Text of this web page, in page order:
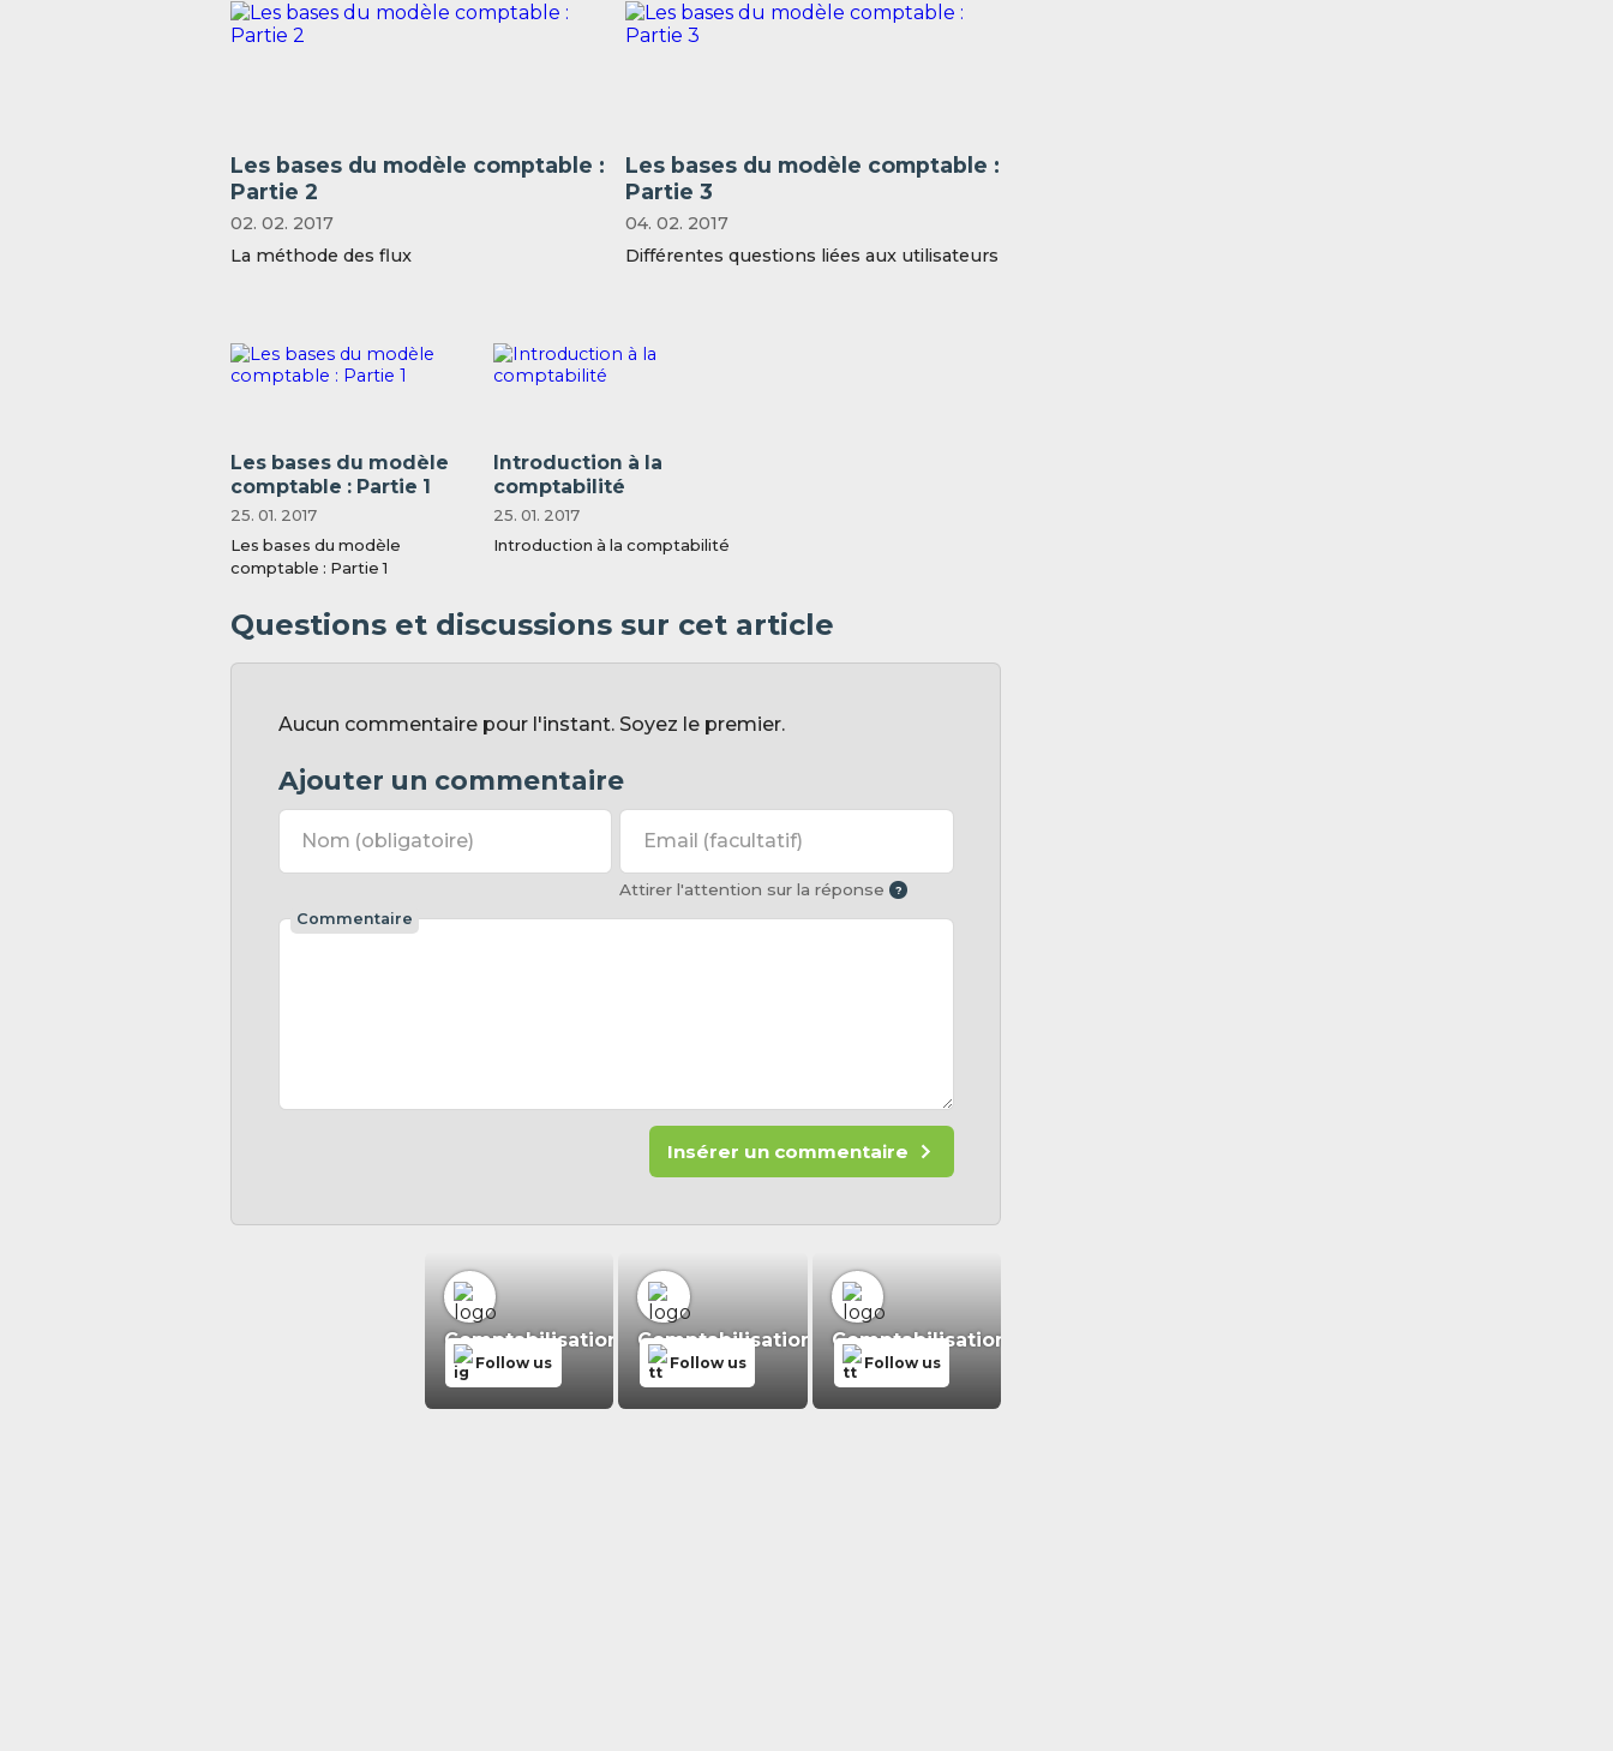
Les bases du modèle comptable :
Partie 2
02. 02. 2017
La méthode des flux
Les bases du modèle comptable :
Partie 3
04. 02. 2017
Différentes questions liées aux utilisateurs
Les bases du modèle
comptable : Partie 1
25. 01. 2017
Les bases du modèle
comptable : Partie 1
Introduction à la
comptabilité
25. 01. 2017
Introduction à la comptabilité
Questions et discussions sur cet article
Aucun commentaire pour l'instant. Soyez le premier.
Ajouter un commentaire
Nom (obligatoire) Email (facultatif)
Attirer l'attention sur la réponse
Commentaire
Insérer un commentaire
Comptabilisation.fr
Follow us
Comptabilisation.fr
Follow us
Comptabilisation.fr
Follow us